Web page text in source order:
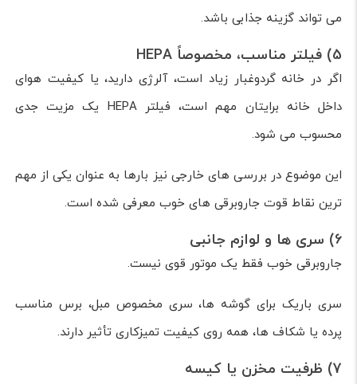
می تواند گزینه جذابی باشد.
5) فیلتر مناسب، مخصوصاً HEPA
اگر در خانه گردوغبار زیاد است، آلرژی دارید، یا کیفیت هوای
داخل خانه برایتان مهم است، فیلتر HEPA یک مزیت جدی
محسوب می شود.
این موضوع در بررسی های خارجی نیز بارها به عنوان یکی از مهم
ترین نقاط قوت جاروبرقی های خوب معرفی شده است.
6) سری ها و لوازم جانبی
جاروبرقی خوب فقط یک موتور قوی نیست.
سری باریک برای گوشه ها، سری مخصوص مبل، برس مناسب
پرده یا شکاف ها، همه روی کیفیت تمیزکاری تأثیر دارند.
7) ظرفیت مخزن یا کیسه